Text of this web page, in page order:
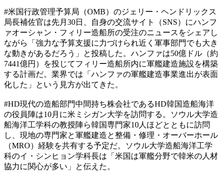
#米国行政管理予算局（OMB）のジェリー・ヘンドリックス
局長補佐官は先月30日、自身の交流サイト（SNS）にハンフ
ァオーシャン・フィリー造船所の受注のニュースをシェアし
ながら「強力な予算支援に力づけられ近く軍事部門でも大き
な動きがあるだろう」と投稿した。ハンファは50億ドル（約
7441億円）を投じてフィリー造船所内に軍艦建造施設を構築
する計画だ。業界では「ハンファの軍艦建造事業進出が表面
化した」という見方が出てきた。
#HD現代の造船部門中間持ち株会社であるHD韓国造船海洋
の役員陣は10月に米ミシガン大学を訪問する。ソウル大学造
船海洋工学科の教授陣ら韓国専門家10人ほどとともに訪問
し、現地の専門家と軍艦建造と整備・修理・オーバーホール
（MRO）経験を共有する予定だ。ソウル大学造船海洋工学
科のイ・シンヒョン学科長は「米国は軍艦分野で韓米の人材
協力に関心が多い」と伝えた。